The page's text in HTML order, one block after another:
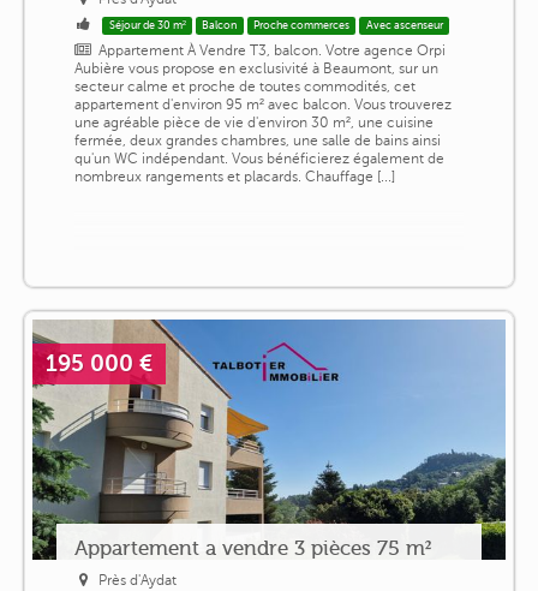
Séjour de 30 m² Balcon Proche commerces Avec ascenseur
Appartement À Vendre T3, balcon. Votre agence Orpi
Aubière vous propose en exclusivité à Beaumont, sur un
secteur calme et proche de toutes commodités, cet
appartement d'environ 95 m² avec balcon. Vous trouverez
une agréable pièce de vie d'environ 30 m², une cuisine
fermée, deux grandes chambres, une salle de bains ainsi
qu'un WC indépendant. Vous bénéficierez également de
nombreux rangements et placards. Chauffage [...]
195 000 €
Appartement a vendre 3 pièces 75 m²
Près d'Aydat